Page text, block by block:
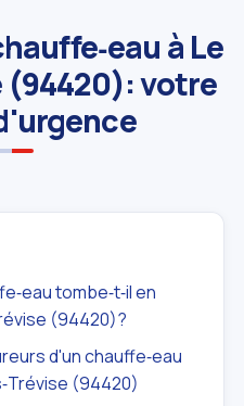
à Le
(94420): votre
tombe‑t‑il en
(94420)?
d'un chauffe‑eau
(94420)